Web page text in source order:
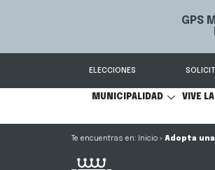
GPS Municipal
ELECCIONES
MUNICIPALIDAD VIVE
Inicio » Adopta una